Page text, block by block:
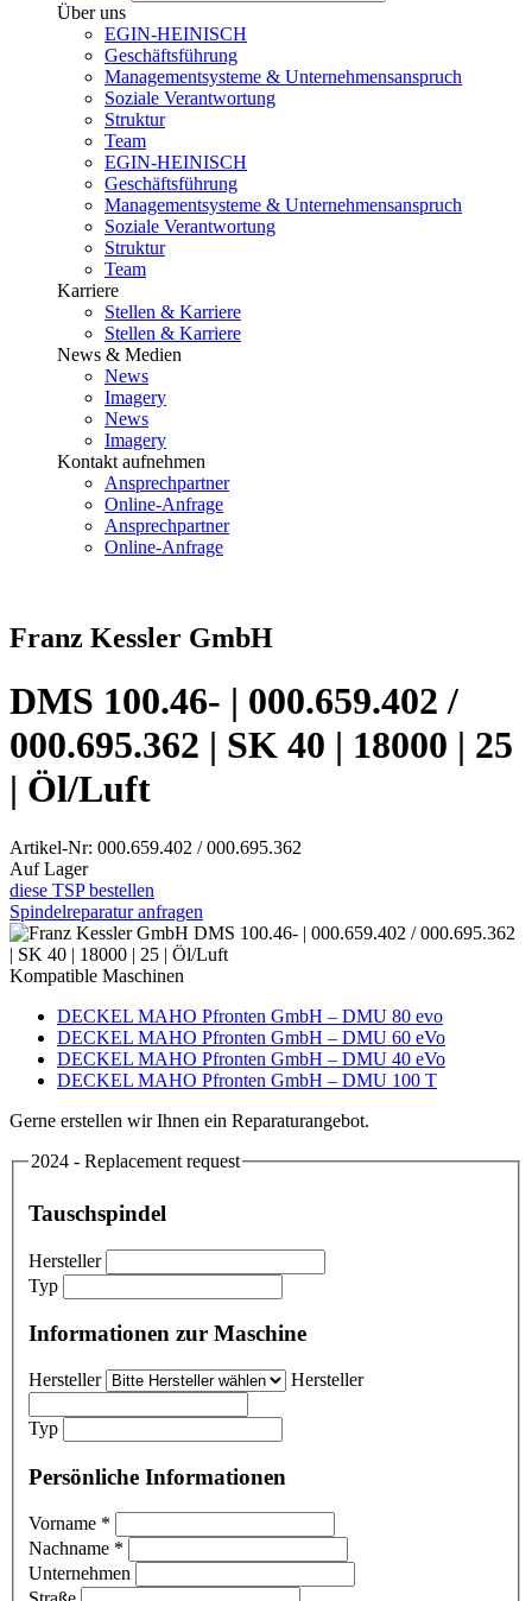
Über uns
EGIN-HEINISCH
Geschäftsführung
Managementsysteme & Unternehmensanspruch
Soziale Verantwortung
Struktur
Team
EGIN-HEINISCH
Geschäftsführung
Managementsysteme & Unternehmensanspruch
Soziale Verantwortung
Struktur
Team
Karriere
Stellen & Karriere
Stellen & Karriere
News & Medien
News
Imagery
News
Imagery
Kontakt aufnehmen
Ansprechpartner
Online-Anfrage
Ansprechpartner
Online-Anfrage
Franz Kessler GmbH
DMS 100.46- | 000.659.402 /
000.695.362 | SK 40 | 18000 | 25
| Öl/Luft
Artikel-Nr: 000.659.402 / 000.695.362
Auf Lager
diese TSP bestellen
Spindelreparatur anfragen
Kompatible Maschinen
DECKEL MAHO Pfronten GmbH – DMU 80 evo
DECKEL MAHO Pfronten GmbH – DMU 60 eVo
DECKEL MAHO Pfronten GmbH – DMU 40 eVo
DECKEL MAHO Pfronten GmbH – DMU 100 T
Gerne erstellen wir Ihnen ein Reparaturangebot.
2024 - Replacement request
Tauschspindel
Hersteller
Typ
Informationen zur Maschine
Hersteller Hersteller
Typ
Persönliche Informationen
Vorname *
Nachname *
Unternehmen